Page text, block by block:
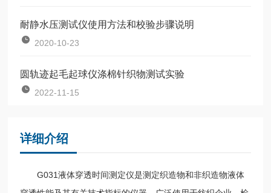
耐静水压测试仪使用方法和校验步骤说明
2020-10-23
圆轨迹起毛起球仪涤棉针织物测试实验
2022-11-15
详细介绍
G031液体穿透时间测定仪是测定织造物和非织造物液体